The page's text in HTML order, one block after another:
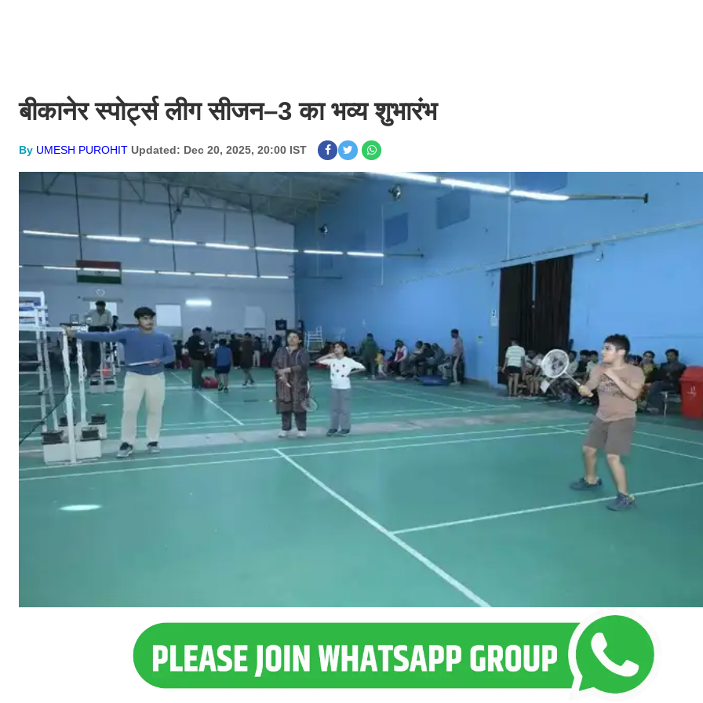
बीकानेर स्पोर्ट्स लीग सीजन–3 का भव्य शुभारंभ
By UMESH PUROHIT Updated: Dec 20, 2025, 20:00 IST